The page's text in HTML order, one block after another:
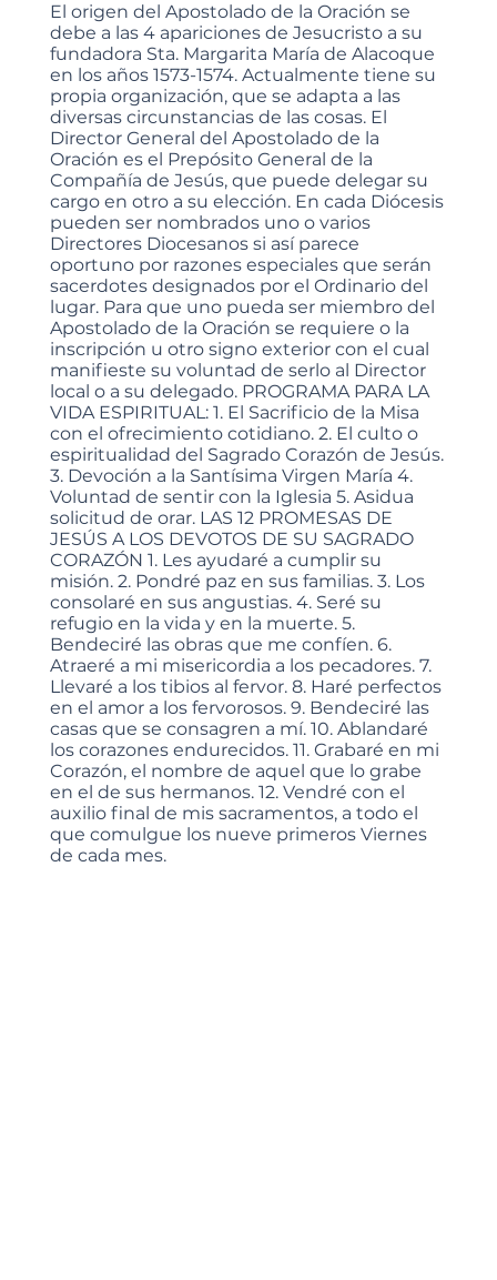
El origen del Apostolado de la Oración se
debe a las 4 apariciones de Jesucristo a su
fundadora Sta. Margarita María de Alacoque
en los años 1573-1574. Actualmente tiene su
propia organización, que se adapta a las
diversas circunstancias de las cosas. El
Director General del Apostolado de la
Oración es el Prepósito General de la
Compañía de Jesús, que puede delegar su
cargo en otro a su elección. En cada Diócesis
pueden ser nombrados uno o varios
Directores Diocesanos si así parece
oportuno por razones especiales que serán
sacerdotes designados por el Ordinario del
lugar. Para que uno pueda ser miembro del
Apostolado de la Oración se requiere o la
inscripción u otro signo exterior con el cual
manifieste su voluntad de serlo al Director
local o a su delegado. PROGRAMA PARA LA
VIDA ESPIRITUAL: 1. El Sacrificio de la Misa
con el ofrecimiento cotidiano. 2. El culto o
espiritualidad del Sagrado Corazón de Jesús.
3. Devoción a la Santísima Virgen María 4.
Voluntad de sentir con la Iglesia 5. Asidua
solicitud de orar. LAS 12 PROMESAS DE
JESÚS A LOS DEVOTOS DE SU SAGRADO
CORAZÓN 1. Les ayudaré a cumplir su
misión. 2. Pondré paz en sus familias. 3. Los
consolaré en sus angustias. 4. Seré su
refugio en la vida y en la muerte. 5.
Bendeciré las obras que me confíen. 6.
Atraeré a mi misericordia a los pecadores. 7.
Llevaré a los tibios al fervor. 8. Haré perfectos
en el amor a los fervorosos. 9. Bendeciré las
casas que se consagren a mí. 10. Ablandaré
los corazones endurecidos. 11. Grabaré en mi
Corazón, el nombre de aquel que lo grabe
en el de sus hermanos. 12. Vendré con el
auxilio final de mis sacramentos, a todo el
que comulgue los nueve primeros Viernes
de cada mes.